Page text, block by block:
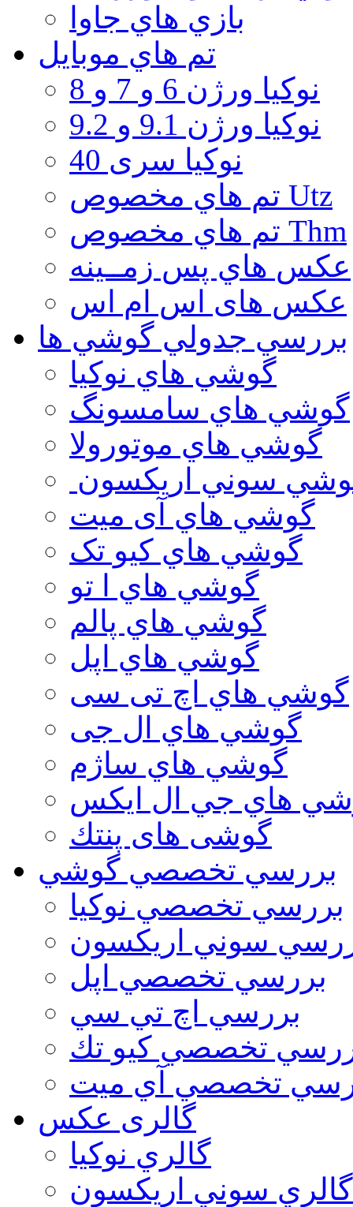
بازي هاي جاوا
تم هاي موبايل
نوكيا ورژن 6 و 7 و 8
نوكيا ورژن 9.1 و 9.2
نوکیا سری 40
تم هاي مخصوص Utz
تم هاي مخصوص Thm
عكس هاي پس زمــينه
عكس های اس ام اس
بررسي جدولي گوشي ها
گوشي هاي نوكيا
گوشي هاي سامسونگ
گوشي هاي موتورولا
سوني اريكسون
گوشي هاي آی میت
گوشي هاي کیو تک
گوشي هاي ا تو
گوشي هاي پالم
گوشي هاي اپل
گوشي هاي اچ تی سی
گوشي هاي ال جی
گوشي هاي ساژم
هاي جي ال ايكس
گوشی های پنتك
بررسي تخصصي گوشي
بررسي تخصصي نوكيا
سوني اريكسون
بررسي تخصصي اپل
بررسي اچ تي سي
تخصصي كيو تك
تخصصي آي ميت
گالری عکس
گالري نوكيا
گالري سوني اريكسون